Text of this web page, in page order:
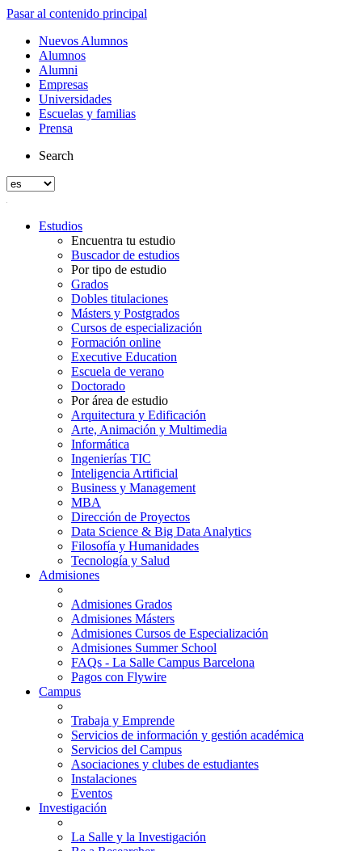
Pasar al contenido principal
Nuevos Alumnos
Alumnos
Alumni
Empresas
Universidades
Escuelas y familias
Prensa
Search
Estudios
Encuentra tu estudio
Buscador de estudios
Por tipo de estudio
Grados
Dobles titulaciones
Másters y Postgrados
Cursos de especialización
Formación online
Executive Education
Escuela de verano
Doctorado
Por área de estudio
Arquitectura y Edificación
Arte, Animación y Multimedia
Informática
Ingenierías TIC
Inteligencia Artificial
Business y Management
MBA
Dirección de Proyectos
Data Science & Big Data Analytics
Filosofía y Humanidades
Tecnología y Salud
Admisiones
Admisiones Grados
Admisiones Másters
Admisiones Cursos de Especialización
Admisiones Summer School
FAQs - La Salle Campus Barcelona
Pagos con Flywire
Campus
Trabaja y Emprende
Servicios de información y gestión académica
Servicios del Campus
Asociaciones y clubes de estudiantes
Instalaciones
Eventos
Investigación
La Salle y la Investigación